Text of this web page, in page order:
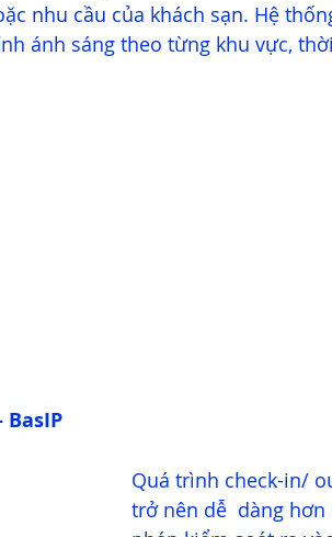
nhu cầu của khách sạn. Hệ
ánh sáng theo từng khu vực,
Quá trình check-in/
trở nên dễ  dàng